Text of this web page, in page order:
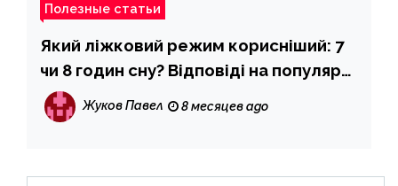
Полезные статьи
Який ліжковий режим корисніший: 7
чи 8 годин сну? Відповіді на популярні
питання
Жуков Павел 8 месяцев ago